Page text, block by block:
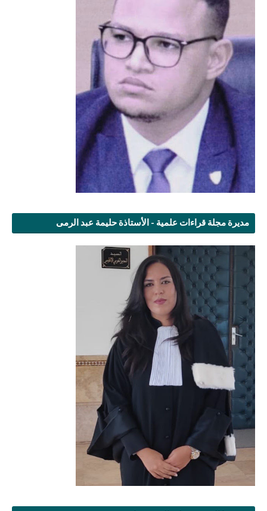
مديرة مجلة قراءات علمية - الأستاذة حليمة عبد الرمى